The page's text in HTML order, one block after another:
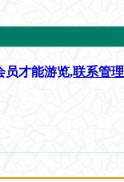
员才能游览,联系管理